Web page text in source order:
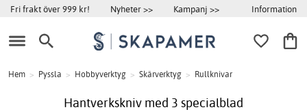
Fri frakt över 999 kr! Nyheter >> Kampanj >> Information
Hem > Pyssla > Hobbyverktyg > Skärverktyg > Rullknivar
Hantverkskniv med 3 specialblad